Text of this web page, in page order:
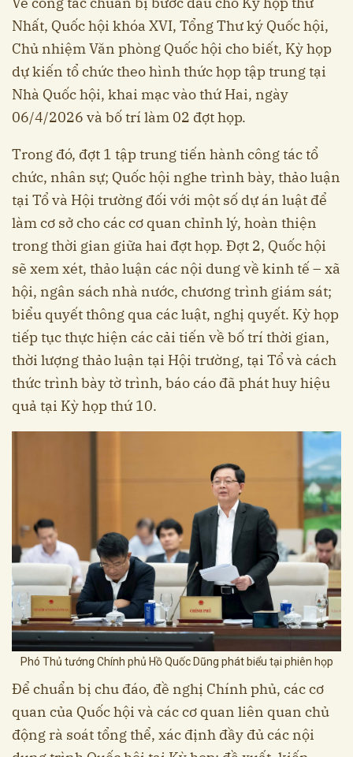
Nhất, Quốc hội khóa XVI, Tổng Thư ký Quốc hội,
Chủ nhiệm Văn phòng Quốc hội cho biết, Kỳ họp
dự kiến tổ chức theo hình thức họp tập trung tại
Nhà Quốc hội, khai mạc vào thứ Hai, ngày
06/4/2026 và bố trí làm 02 đợt họp.
Trong đó, đợt 1 tập trung tiến hành công tác tổ
chức, nhân sự; Quốc hội nghe trình bày, thảo luận
tại Tổ và Hội trường đối với một số dự án luật để
làm cơ sở cho các cơ quan chỉnh lý, hoàn thiện
trong thời gian giữa hai đợt họp. Đợt 2, Quốc hội
sẽ xem xét, thảo luận các nội dung về kinh tế – xã
hội, ngân sách nhà nước, chương trình giám sát;
biểu quyết thông qua các luật, nghị quyết. Kỳ họp
tiếp tục thực hiện các cải tiến về bố trí thời gian,
thời lượng thảo luận tại Hội trường, tại Tổ và cách
thức trình bày tờ trình, báo cáo đã phát huy hiệu
quả tại Kỳ họp thứ 10.
Phó Thủ tướng Chính phủ Hồ Quốc Dũng phát biểu tại phiên họp
Để chuẩn bị chu đáo, đề nghị Chính phủ, các cơ
quan của Quốc hội và các cơ quan liên quan chủ
động rà soát tổng thể, xác định đầy đủ các nội